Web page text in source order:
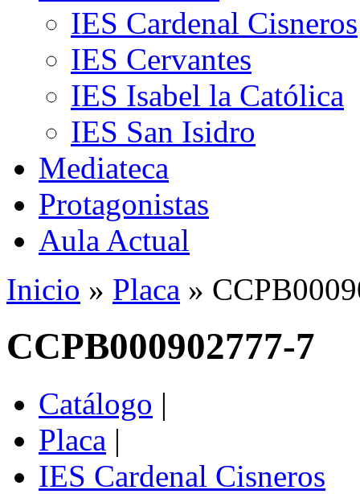
IES Cardenal Cisneros
IES Cervantes
IES Isabel la Católica
IES San Isidro
Mediateca
Protagonistas
Aula Actual
Inicio » Placa »
CCPB000902777-7
Catálogo |
Placa |
IES Cardenal Cisneros